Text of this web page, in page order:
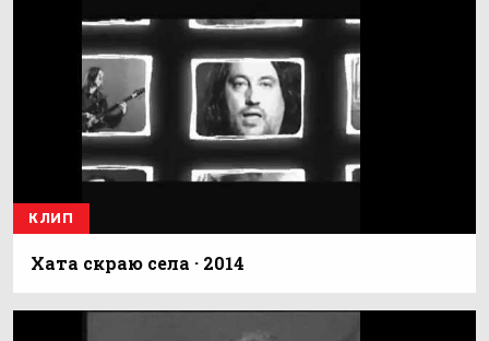
КЛИП
Хата скраю села · 2014